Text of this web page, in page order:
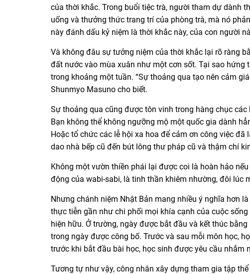
của thời khắc. Trong buổi tiệc trà, người tham dự dành
uống và thưởng thức trang trí của phòng trà, mà nó
này đánh dấu kỷ niệm là thời khắc này, của con người
Và không đâu sự tưởng niệm của thời khắc lại rõ ràng
đất nước vào mùa xuân như một cơn sốt. Tại sao hứng
trong khoảng một tuần. “Sự thoảng qua tạo nên cảm
Shunmyo Masuno cho biết.
Sự thoảng qua cũng được tôn vinh trong hàng chục
Bạn không thể không ngưỡng mộ một quốc gia dành
Hoặc tổ chức các lễ hội xa hoa để cảm ơn công việc
dao nhà bếp cũ đến bút lông thư pháp cũ và thậm chí
Không một vườn thiền phái lại được coi là hoàn hảo
động của wabi-sabi, là tinh thần khiêm nhường, đôi lúc
Nhưng chánh niệm Nhật Bản mang nhiều ý nghĩa hơn
thực tiễn gần như chi phối mọi khía cạnh của cuộc
hiện hữu. Ở trường, ngày được bắt đầu và kết thúc
trong ngày được công bố. Trước và sau mỗi môn học,
trước khi bắt đầu bài học, học sinh được yêu cầu nhắm
Tương tự như vậy, công nhân xây dựng tham gia tập